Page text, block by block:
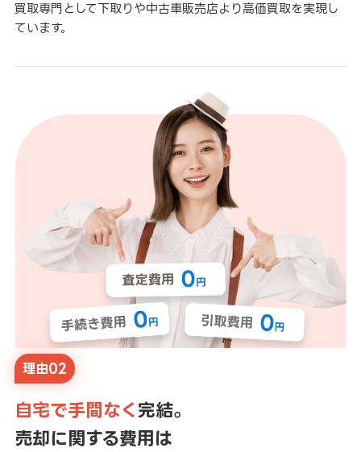
買取専門として下取りや中古車販売店より高価買取を実現し
ています。
理由02
自宅で手間なく 完結。
売却に関する費用は